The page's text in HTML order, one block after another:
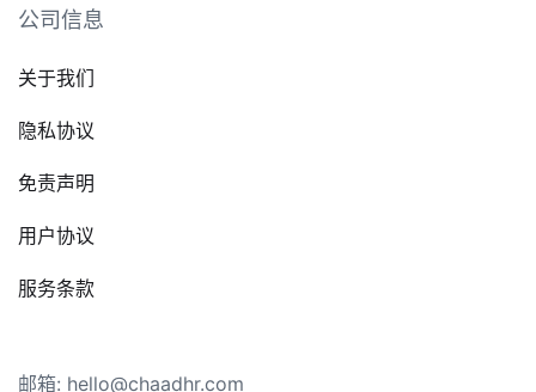
公司信息
关于我们
隐私协议
免责声明
用户协议
服务条款
邮箱: hello@chaadhr.com